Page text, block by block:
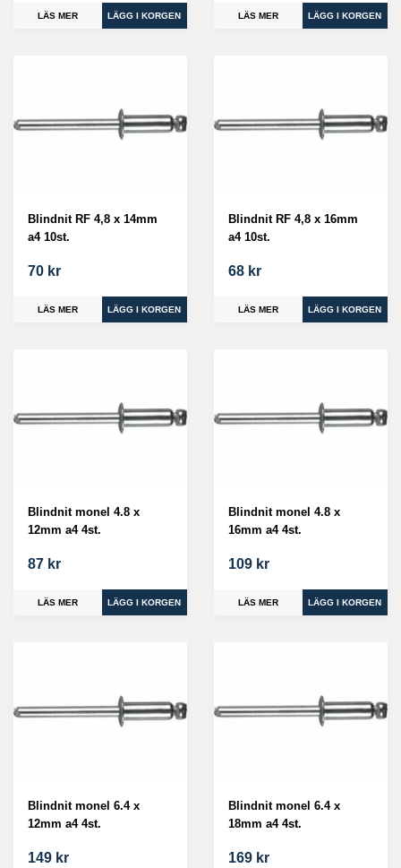
LÄS MER LÄS MER
Blindnit RF 4,8 x 14mm
a4 10st.
70 kr
LÄS MER
Blindnit RF 4,8 x 16mm
a4 10st.
68 kr
LÄS MER
Blindnit monel 4.8 x
12mm a4 4st.
87 kr
LÄS MER
Blindnit monel 4.8 x
16mm a4 4st.
109 kr
LÄS MER
Blindnit monel 6.4 x
12mm a4 4st.
149 kr
Blindnit monel 6.4 x
18mm a4 4st.
169 kr